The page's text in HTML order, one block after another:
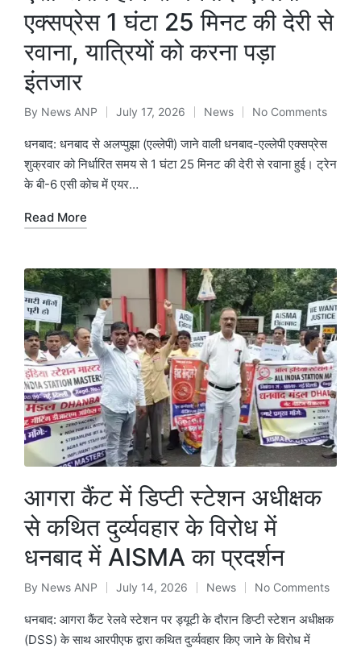
एक्सप्रेस 1 घंटा 25 मिनट की देरी से
रवाना, यात्रियों को करना पड़ा
इंतजार
Posted
by
By News ANP July 17, 2026
Posted
in
News No Comments
धनबाद: धनबाद से अलप्पुझा (एल्लेपी) जाने वाली धनबाद-एल्लेपी एक्सप्रेस
शुक्रवार को निर्धारित समय से 1 घंटा 25 मिनट की देरी से रवाना हुई। ट्रेन
के बी-6 एसी कोच में एयर…
Read More
आगरा कैंट में डिप्टी स्टेशन अधीक्षक
से कथित दुर्व्यवहार के विरोध में
धनबाद में AISMA का प्रदर्शन
Posted
by
By News ANP July 14, 2026
Posted
in
News No Comments
धनबाद: आगरा कैंट रेलवे स्टेशन पर ड्यूटी के दौरान डिप्टी स्टेशन अधीक्षक
(DSS) के साथ आरपीएफ द्वारा कथित दुर्व्यवहार किए जाने के विरोध में